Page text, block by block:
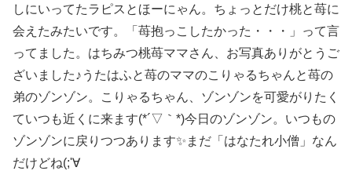
しにいってたラピスとほーにゃん。ちょっとだけ桃と苺に
会えたみたいです。「苺抱っこしたかった・・・」って言
ってました。はちみつ桃苺ママさん、お写真ありがとうご
ざいました♪うたはふと苺のママのこりゃるちゃんと苺の
弟のゾンゾン。こりゃるちゃん、ゾンゾンを可愛がりたく
ていつも近くに来ます(*´▽｀*)今日のゾンゾン。いつもの
ゾンゾンに戻りつつあります✨まだ「はなたれ小僧」なん
だけどね(;'∀